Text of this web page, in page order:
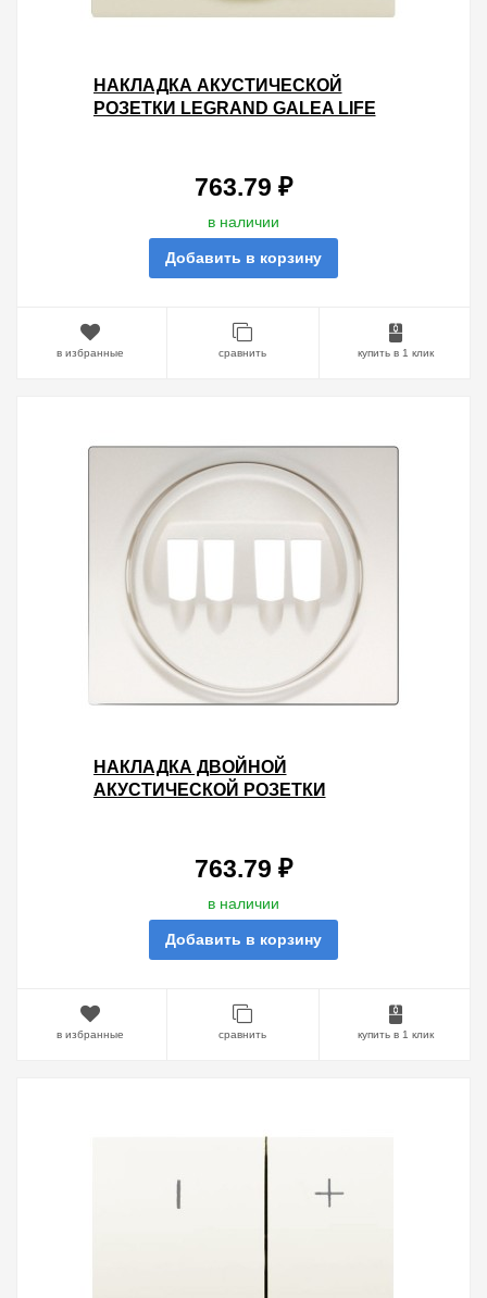
НАКЛАДКА АКУСТИЧЕСКОЙ
РОЗЕТКИ LEGRAND GALEA LIFE
763.79 ₽
в наличии
Добавить в корзину
в избранные сравнить купить в 1 клик
НАКЛАДКА ДВОЙНОЙ
АКУСТИЧЕСКОЙ РОЗЕТКИ
763.79 ₽
в наличии
Добавить в корзину
в избранные сравнить купить в 1 клик